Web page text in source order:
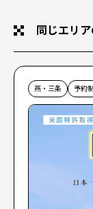
同じエリ
燕・三条 予約制